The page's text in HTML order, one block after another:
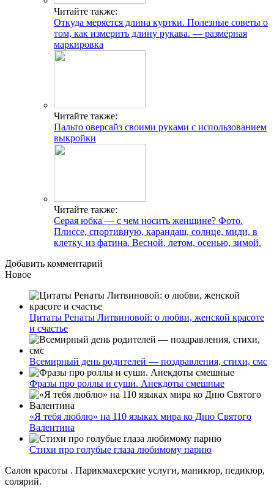
Читайте также:
Откуда меряется длина куртки. Полезные советы о
том, как измерить длину рукава. — размерная
маркировка
Читайте также:
Пальто оверсайз своими руками с использованием
выкройки
Читайте также:
Серая юбка — с чем носить женщине? Фото.
Плиссе, спортивную, карандаш, солнце, миди, в
клетку, из фатина. Весной, летом, осенью, зимой.
Добавить комментарий
Новое
Цитаты Ренаты Литвиновой: о любви, женской красоте
и счастье
Всемирный день родителей — поздравления, стихи, смс
Фразы про роллы и суши. Анекдоты смешные
«Я тебя люблю» на 110 языках мира ко Дню Святого
Валентина
Стихи про голубые глаза любимому парню
Салон красоты . Парикмахерские услуги, маникюр, педикюр,
солярий.